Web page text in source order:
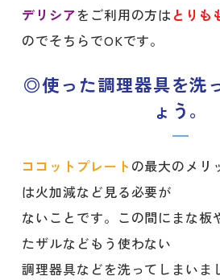
デリシアをご利用の方はとりも
のでそちらでOKです。
◎使った調理器具を洗
ょう。
ココットプレートの最大のメリ
は火加減など見る必要が
ないことです。この間にまな板
たザルなどもう使わない
調理器具などを洗ってしまいま